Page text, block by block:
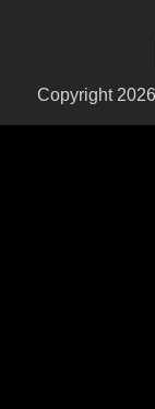
Copyright